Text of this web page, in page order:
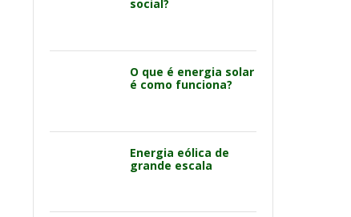
social?
O que é energia solar
é como funciona?
Energia eólica de
grande escala